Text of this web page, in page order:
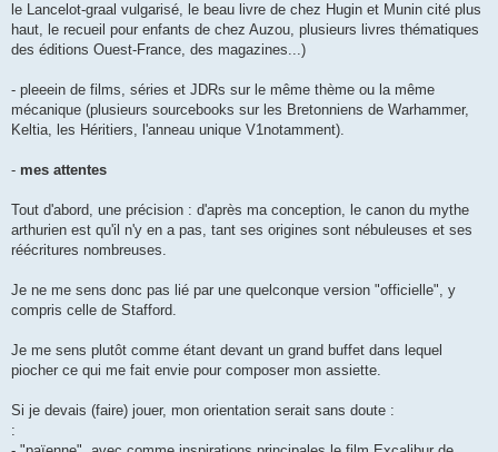
le Lancelot-graal vulgarisé, le beau livre de chez Hugin et Munin cité plus
haut, le recueil pour enfants de chez Auzou, plusieurs livres thématiques
des éditions Ouest-France, des magazines...)
- pleeein de films, séries et JDRs sur le même thème ou la même
mécanique (plusieurs sourcebooks sur les Bretonniens de Warhammer,
Keltia, les Héritiers, l'anneau unique V1notamment).
- mes attentes
Tout d'abord, une précision : d'après ma conception, le canon du mythe
arthurien est qu'il n'y en a pas, tant ses origines sont nébuleuses et ses
réécritures nombreuses.
Je ne me sens donc pas lié par une quelconque version "officielle", y
compris celle de Stafford.
Je me sens plutôt comme étant devant un grand buffet dans lequel
piocher ce qui me fait envie pour composer mon assiette.
Si je devais (faire) jouer, mon orientation serait sans doute :
: